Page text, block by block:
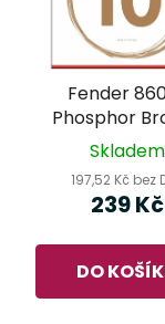
Fender
Phosphor
Coated 10-
kytaru
Skladem
197,52 Kč bez
239 Kč
DO